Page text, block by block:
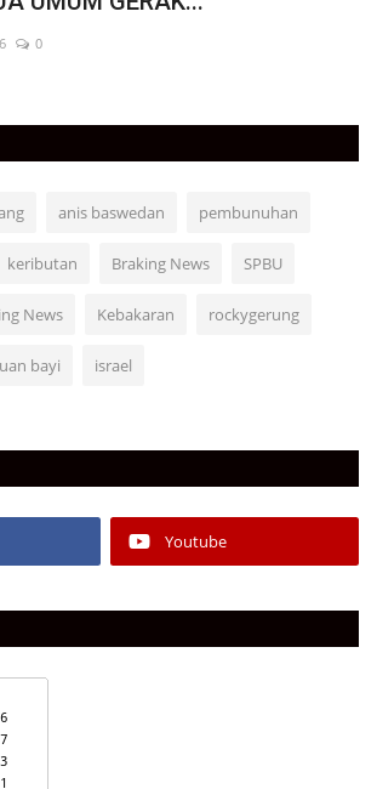
0
anis baswedan pembunuhan
keributan Braking News SPBU
News Kebakaran rockygerung
bayi israel
Youtube